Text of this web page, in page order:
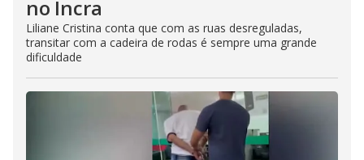
no Incra
Liliane Cristina conta que com as ruas desreguladas,
transitar com a cadeira de rodas é sempre uma grande
dificuldade